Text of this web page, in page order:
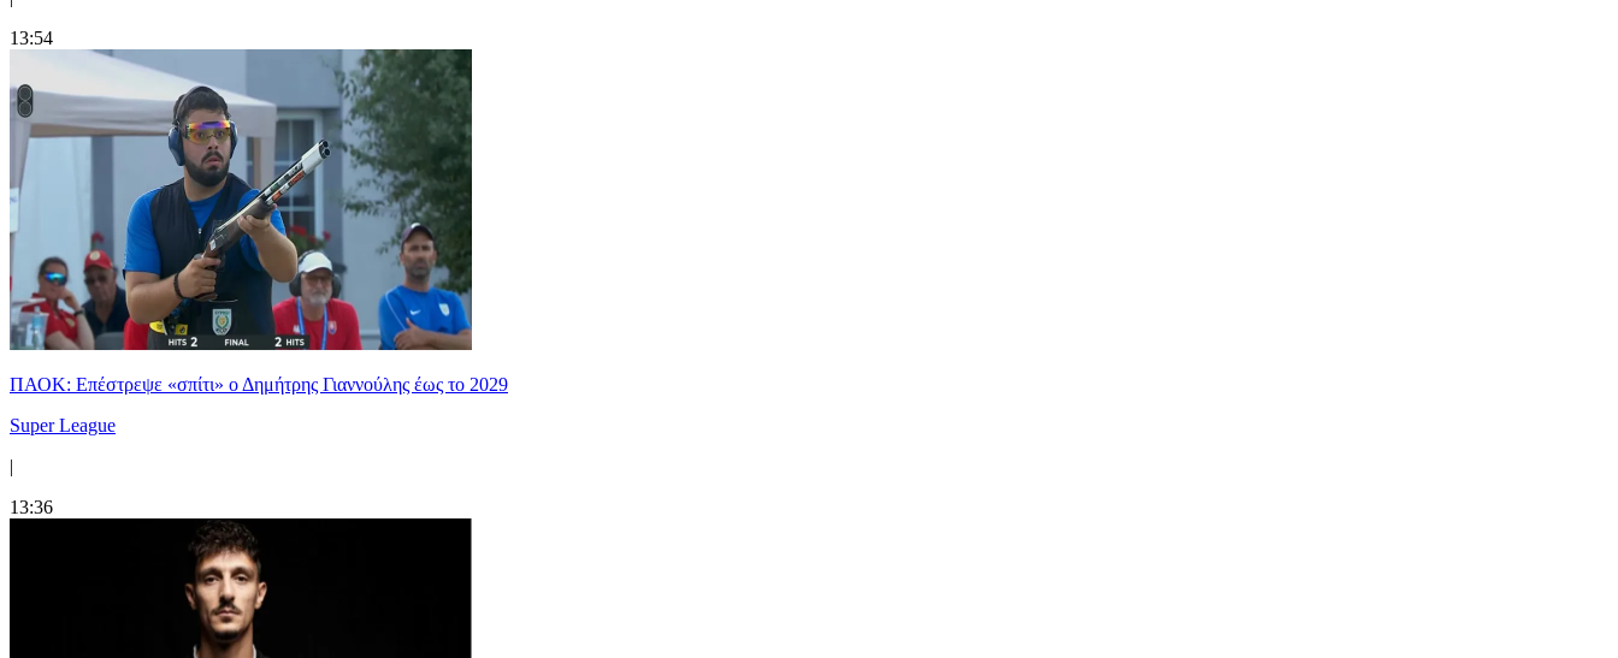
13:54
ΠΑΟΚ: Επέστρεψε «σπίτι» ο Δημήτρης Γιαννούλης έως το 2029
Super League
|
13:36